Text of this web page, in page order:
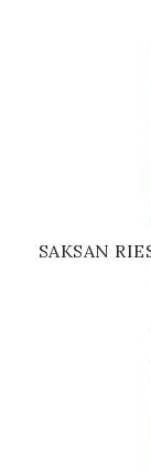
SAKSAN